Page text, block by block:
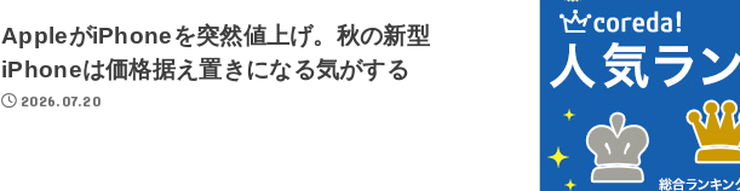
AppleがiPhoneを突然値上げ。秋の新型
iPhoneは価格据え置きになる気がする
2026.07.20